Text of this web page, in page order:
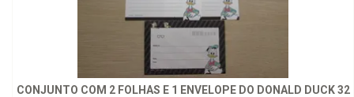
CONJUNTO COM 2 FOLHAS E 1 ENVELOPE DO DONALD DUCK 32